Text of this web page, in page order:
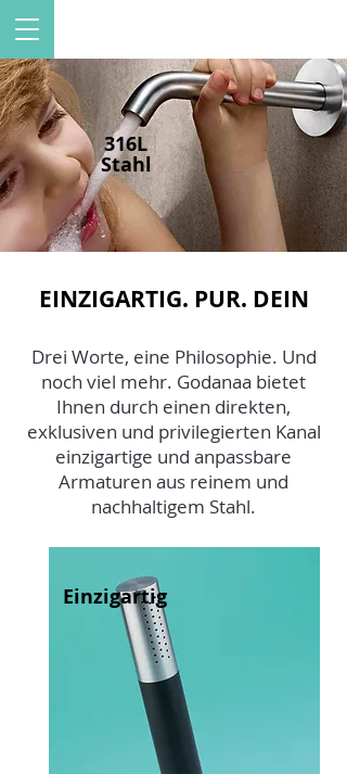
316L
Stahl
EINZIGARTIG. PUR. DEIN
Drei Worte, eine Philosophie. Und
noch viel mehr. Godanaa bietet
Ihnen durch einen direkten,
exklusiven und privilegierten Kanal
einzigartige und anpassbare
Armaturen aus reinem und
nachhaltigem Stahl.
Einzigartig